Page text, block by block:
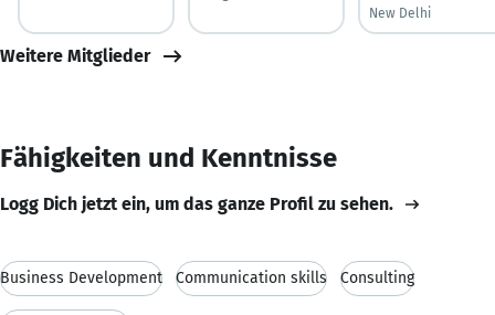
New Delhi
Weitere Mitglieder
Fähigkeiten und Kenntnisse
Logg Dich jetzt ein, um das ganze Profil zu sehen.
Business Development Communication skills Consulting